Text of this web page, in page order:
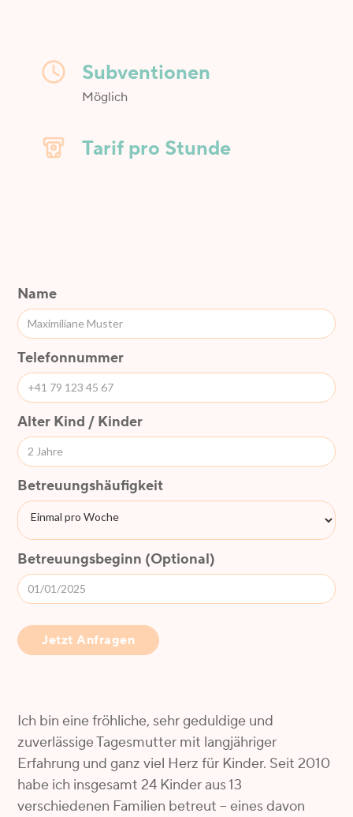
Subventionen
Möglich
Tarif pro Stunde
Name
Telefonnummer
Alter Kind / Kinder
Betreuungshäufigkeit
Betreuungsbeginn (Optional)
Ich bin eine fröhliche, sehr geduldige und
zuverlässige Tagesmutter mit langjähriger
Erfahrung und ganz viel Herz für Kinder. Seit 2010
habe ich insgesamt 24 Kinder aus 13
verschiedenen Familien betreut – eines davon